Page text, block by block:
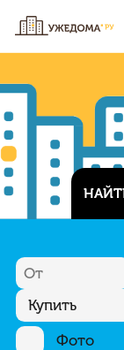
Купить
Фото